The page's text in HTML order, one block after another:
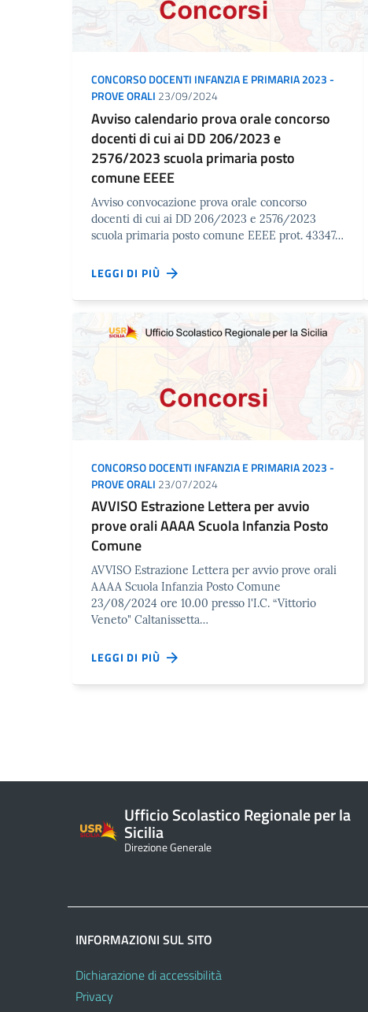
CONCORSO DOCENTI INFANZIA E PRIMARIA 2023 -
PROVE ORALI 23/09/2024
Avviso calendario prova orale concorso
docenti di cui ai DD 206/2023 e
2576/2023 scuola primaria posto
comune EEEE
Avviso convocazione prova orale concorso
docenti di cui ai DD 206/2023 e 2576/2023
scuola primaria posto comune EEEE prot. 43347…
LEGGI DI PIÙ
CONCORSO DOCENTI INFANZIA E PRIMARIA 2023 -
PROVE ORALI 23/07/2024
AVVISO Estrazione Lettera per avvio
prove orali AAAA Scuola Infanzia Posto
Comune
AVVISO Estrazione Lettera per avvio prove orali
AAAA Scuola Infanzia Posto Comune
23/08/2024 ore 10.00 presso l'I.C. “Vittorio
Veneto" Caltanissetta…
LEGGI DI PIÙ
Ufficio Scolastico Regionale per la
Sicilia
Direzione Generale
INFORMAZIONI SUL SITO
Dichiarazione di accessibilità
Privacy